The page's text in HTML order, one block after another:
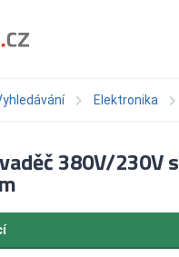
Elektronika
380V/230V s